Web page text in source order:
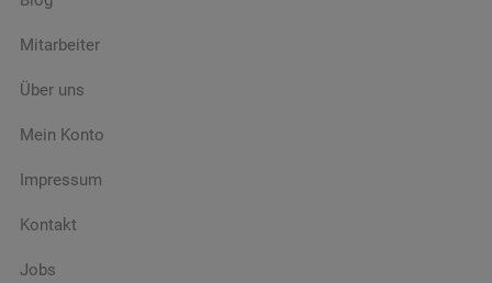
Mitarbeiter
Über uns
Mein Konto
Impressum
Kontakt
Jobs